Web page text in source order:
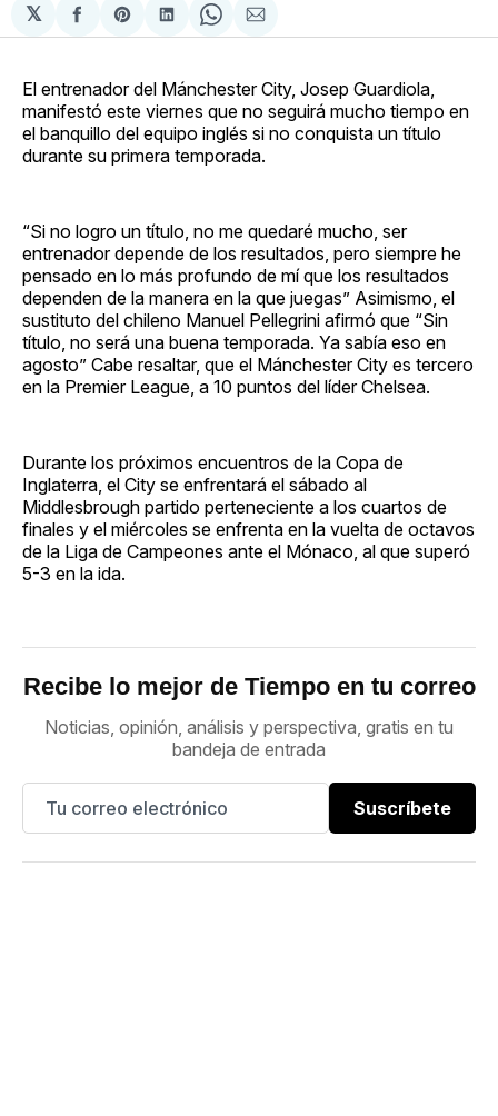
𝕏
Compartir
en
Share
on
Compartir
en
Share
on
Compartir
via
El entrenador del Mánchester City, Josep Guardiola,
manifestó este viernes que no seguirá mucho tiempo en
el banquillo del equipo inglés si no conquista un título
durante su primera temporada.
“Si no logro un título, no me quedaré mucho, ser
entrenador depende de los resultados, pero siempre he
pensado en lo más profundo de mí que los resultados
dependen de la manera en la que juegas” Asimismo, el
sustituto del chileno Manuel Pellegrini afirmó que “Sin
título, no será una buena temporada. Ya sabía eso en
agosto” Cabe resaltar, que el Mánchester City es tercero
en la Premier League, a 10 puntos del líder Chelsea.
Durante los próximos encuentros de la Copa de
Inglaterra, el City se enfrentará el sábado al
Middlesbrough partido perteneciente a los cuartos de
finales y el miércoles se enfrenta en la vuelta de octavos
de la Liga de Campeones ante el Mónaco, al que superó
5-3 en la ida.
Recibe lo mejor de Tiempo en tu correo
Noticias, opinión, análisis y perspectiva, gratis en tu
bandeja de entrada
Suscríbete